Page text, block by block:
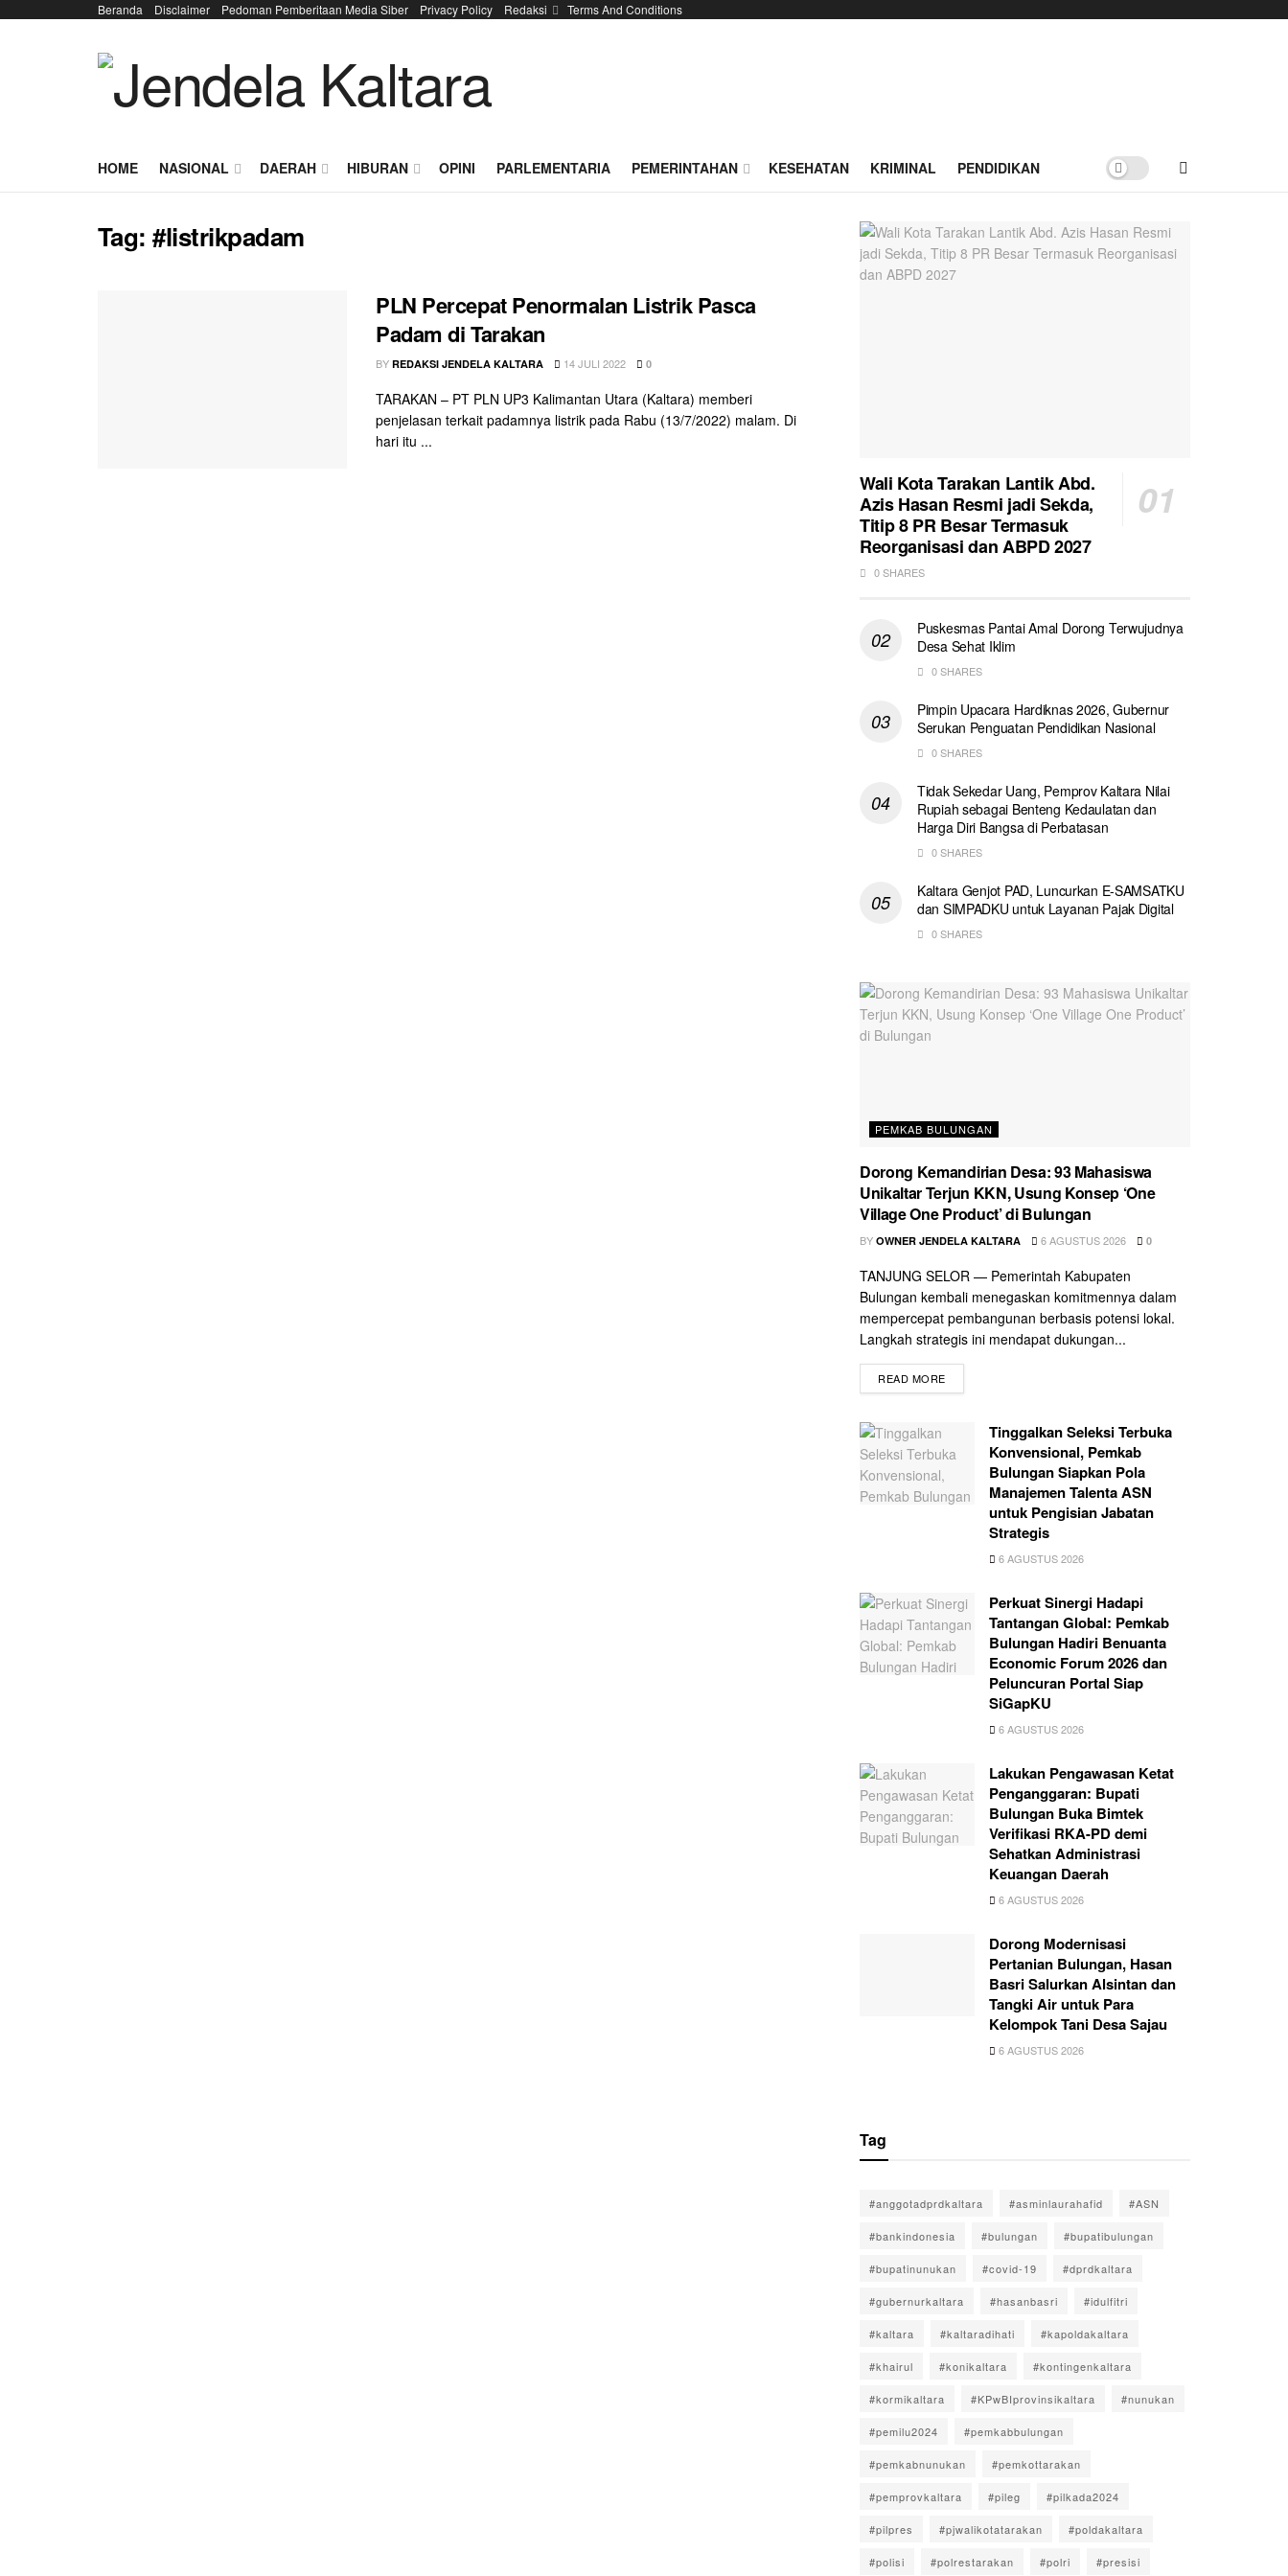
Beranda Disclaimer Pedoman Pemberitaan Media Siber Privacy Policy Redaksi Terms And Conditions
HOME NASIONAL DAERAH HIBURAN OPINI PARLEMENTARIA PEMERINTAHAN KESEHATAN KRIMINAL PENDIDIKAN
Tag:#listrikpadam
PLN Percepat Penormalan Listrik Pasca
Padam di Tarakan
BY REDAKSI JENDELA KALTARA 14 JULI 2022 0
TARAKAN – PT PLN UP3 Kalimantan Utara (Kaltara) memberi
penjelasan terkait padamnya listrik pada Rabu (13/7/2022) malam. Di
hari itu ...
Wali Kota Tarakan Lantik Abd.
Azis Hasan Resmi jadi Sekda,
Titip 8 PR Besar Termasuk
Reorganisasi dan ABPD 2027
0 SHARES
Puskesmas Pantai Amal Dorong Terwujudnya
Desa Sehat Iklim
0 SHARES
Pimpin Upacara Hardiknas 2026, Gubernur
Serukan Penguatan Pendidikan Nasional
0 SHARES
Tidak Sekedar Uang, Pemprov Kaltara Nilai
Rupiah sebagai Benteng Kedaulatan dan
Harga Diri Bangsa di Perbatasan
0 SHARES
Kaltara Genjot PAD, Luncurkan E-SAMSATKU
dan SIMPADKU untuk Layanan Pajak Digital
0 SHARES
PEMKAB BULUNGAN
Dorong Kemandirian Desa: 93 Mahasiswa
Unikaltar Terjun KKN, Usung Konsep ‘One
Village One Product’ di Bulungan
BY OWNER JENDELA KALTARA 6 AGUSTUS 2026 0
TANJUNG SELOR — Pemerintah Kabupaten
Bulungan kembali menegaskan komitmennya dalam
mempercepat pembangunan berbasis potensi lokal.
Langkah strategis ini mendapat dukungan...
READ MORE
Tinggalkan Seleksi Terbuka
Konvensional, Pemkab
Bulungan Siapkan Pola
Manajemen Talenta ASN
untuk Pengisian Jabatan
Strategis
6 AGUSTUS 2026
Perkuat Sinergi Hadapi
Tantangan Global: Pemkab
Bulungan Hadiri Benuanta
Economic Forum 2026 dan
Peluncuran Portal Siap
SiGapKU
6 AGUSTUS 2026
Lakukan Pengawasan Ketat
Penganggaran: Bupati
Bulungan Buka Bimtek
Verifikasi RKA-PD demi
Sehatkan Administrasi
Keuangan Daerah
6 AGUSTUS 2026
Dorong Modernisasi
Pertanian Bulungan, Hasan
Basri Salurkan Alsintan dan
Tangki Air untuk Para
Kelompok Tani Desa Sajau
6 AGUSTUS 2026
Tag
#anggotadprdkaltara #asminlaurahafid #ASN
#bankindonesia #bulungan #bupatibulungan
#bupatinunukan #covid-19 #dprdkaltara
#gubernurkaltara #hasanbasri #idulfitri
#kaltara #kaltaradihati #kapoldakaltara
#khairul #konikaltara #kontingenkaltara
#kormikaltara #KPwBIprovinsikaltara #nunukan
#pemilu2024 #pemkabbulungan
#pemkabnunukan #pemkottarakan
#pemprovkaltara #pileg #pilkada2024
#pilpres #pjwalikotatarakan #poldakaltara
#polisi #polrestarakan #polri #presisi